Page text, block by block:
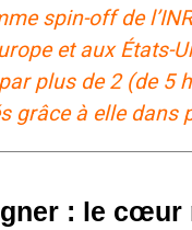
spin-off de
et aux États-
plus de 2 (de 5
grâce à elle
: le cœur